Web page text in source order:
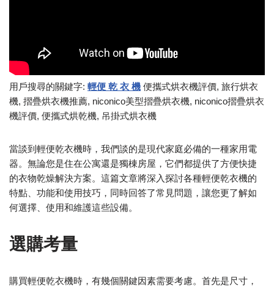
用戶搜尋的關鍵字: 輕便 乾 衣 機 便攜式烘衣機評價, 旅行烘衣
機, 摺疊烘衣機推薦, niconico美型摺疊烘衣機, niconico摺疊烘衣
機評價, 便攜式烘乾機, 吊掛式烘衣機
當談到輕便乾衣機時，我們談的是現代家庭必備的一種家用電
器。無論您是住在公寓還是獨棟房屋，它們都提供了方便快捷
的衣物乾燥解決方案。這篇文章將深入探討各種輕便乾衣機的
特點、功能和使用技巧，同時回答了常見問題，讓您更了解如
何選擇、使用和維護這些設備。
選購考量
購買輕便乾衣機時，有幾個關鍵因素需要考慮。首先是尺寸，